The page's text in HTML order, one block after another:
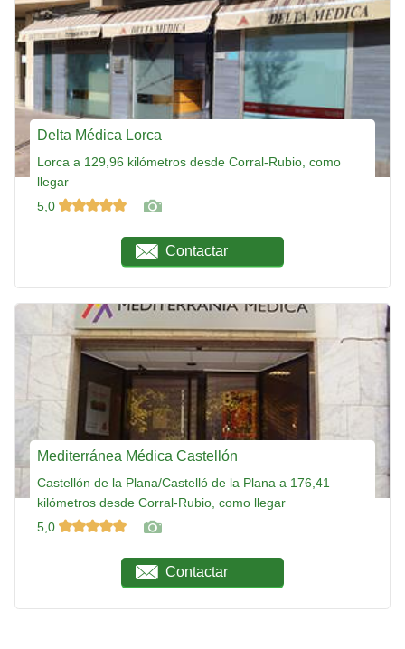
Delta Médica Lorca
Lorca a 129,96 kilómetros desde Corral-Rubio, como
llegar
5,0
Contactar
Mediterránea Médica Castellón
Castellón de la Plana/Castelló de la Plana a 176,41
kilómetros desde Corral-Rubio, como llegar
5,0
Contactar